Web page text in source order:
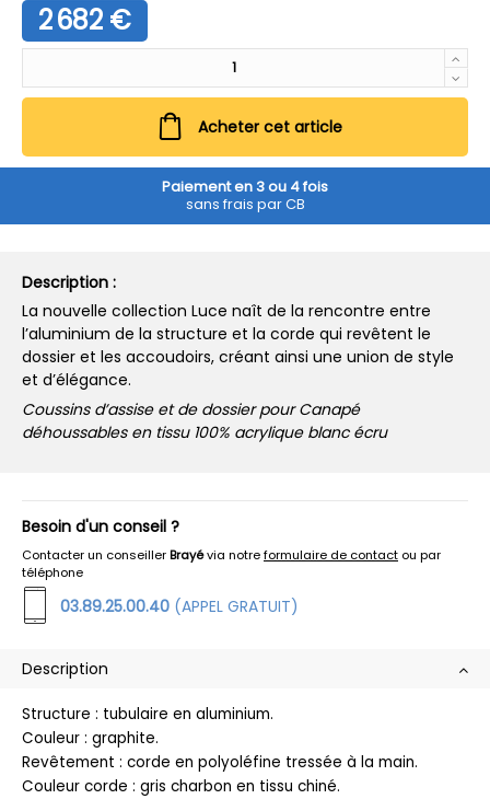
2 682 €
Acheter cet article
Paiement en 3 ou 4 fois
sans frais par CB
Description :
La nouvelle collection Luce naît de la rencontre entre
l’aluminium de la structure et la corde qui revêtent le
dossier et les accoudoirs, créant ainsi une union de style
et d’élégance.
Coussins d’assise et de dossier pour Canapé
déhoussables en tissu 100% acrylique blanc écru
Besoin d'un conseil ?
Contacter un conseillerBrayévia notreformulaire de contact ou par
téléphone
03.89.25.00.40 (APPEL GRATUIT)
Description
Structure : tubulaire en aluminium.
Couleur : graphite.
Revêtement : corde en polyoléfine tressée à la main.
Couleur corde : gris charbon en tissu chiné.